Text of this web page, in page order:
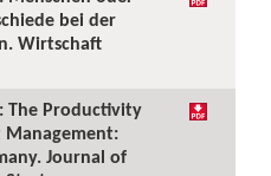
bei der
Wirtschaft
The Productivity
Management:
Journal of